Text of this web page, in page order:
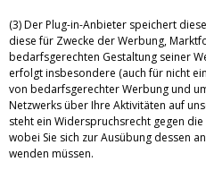
(3) Der Plug-in-Anbieter speichert
diese für Zwecke der Werbung,
bedarfsgerechten Gestaltung seiner
erfolgt insbesondere (auch für nicht
von bedarfsgerechter Werbung und
Netzwerks über Ihre Aktivitäten auf
steht ein Widerspruchsrecht gegen
wobei Sie sich zur Ausübung dessen
wenden müssen.